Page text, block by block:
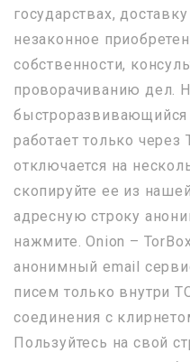
государствах,
незаконное
собственности,
проворачиванию дел.
быстроразвивающийся
работает только
отключается на
скопируйте ее из
адресную строку
нажмите. Onion –
анонимный email
писем только внутри
соединения с
Пользуйтесь на свой